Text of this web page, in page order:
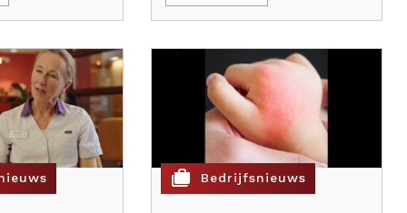
cases Bedrijfsnieuws